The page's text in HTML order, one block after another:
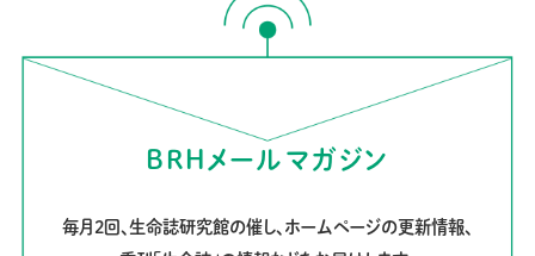
BRHメールマガジン
毎月2回、生命誌研究館の催し、ホームページの更新情報、